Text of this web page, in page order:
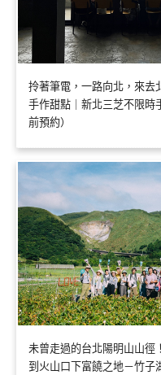
拎著筆電，一路向北，來去
手作甜點｜新北三芝不限時
前預約）
未曾走過的台北陽明山山徑
到火山口下富饒之地－竹